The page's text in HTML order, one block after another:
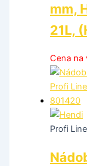
mm,
21L,
Cena na
Profi Line